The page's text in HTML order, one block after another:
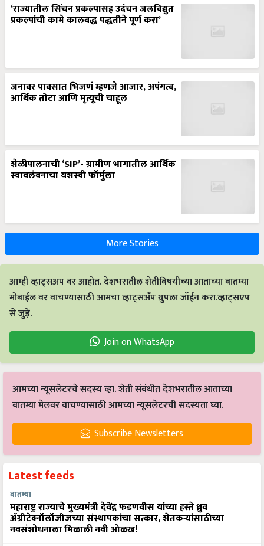
‘राज्यातील सिंचन प्रकल्पासह उदंचन जलविद्युत
प्रकल्पांची कामे कालबद्ध पद्धतीने पूर्ण करा’
जनावर पावसात भिजणं म्हणजे आजार, अपंगत्व,
आर्थिक तोटा आणि मृत्यूची चाहूल
शेळीपालनाची ‘SIP’- ग्रामीण भागातील आर्थिक
स्वावलंबनाचा यशस्वी फॉर्मुला
More Stories
आम्ही व्हाट्सअप वर आहोत. देशभरातील शेतीविषयीच्या आताच्या बातम्या
मोबाईल वर वाचण्यासाठी आमचा व्हाट्सअँप ग्रुपला जॉईन करा.व्हाट्सएप
से जुड़ें.
Join on WhatsApp
आमच्या न्यूसलेटरचे सदस्य व्हा. शेती संबंधीत देशभरातील आताच्या
बातम्या मेलवर वाचण्यासाठी आमच्या न्यूसलेटरची सदस्यता घ्या.
Subscribe Newsletters
Latest feeds
बातम्या
महाराष्ट्र राज्याचे मुख्यमंत्री देवेंद्र फडणवीस यांच्या हस्ते ध्रुव
ॲग्रीटेक्नॉलॉजीजच्या संस्थापकांचा सत्कार, शेतकऱ्यांसाठीच्या
नवसंशोधनाला मिळाली नवी ओळख!